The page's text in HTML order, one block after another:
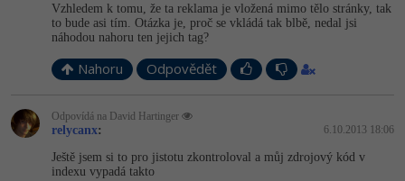
Testování softwaru
Datová analýza
Digitální gramotnost
Marketing -30%
Kurzy designu
HTML/CSS -80%
Photoshop -80%
Adobe Illustrator -80%
Příběhy absolventů
Blog
Kariéra
Vzhledem k tomu, že ta reklama je vložená mimo tělo stránky, tak
to bude asi tím. Otázka je, proč se vkládá tak blbě, nedal jsi
náhodou nahoru ten jejich tag?
Nahoru Odpovědět
Odpovídá na David Hartinger
relycanx: 6.10.2013 18:06
Ještě jsem si to pro jistotu zkontroloval a můj zdrojový kód v
indexu vypadá takto